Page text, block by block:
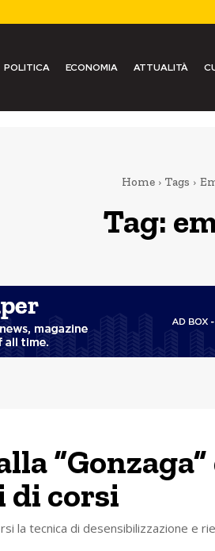
POLITICA ECONOMIA ATTUALITÀ
Home Tags
Tag:
di corsi
la tecnica di desensibilizzazione e